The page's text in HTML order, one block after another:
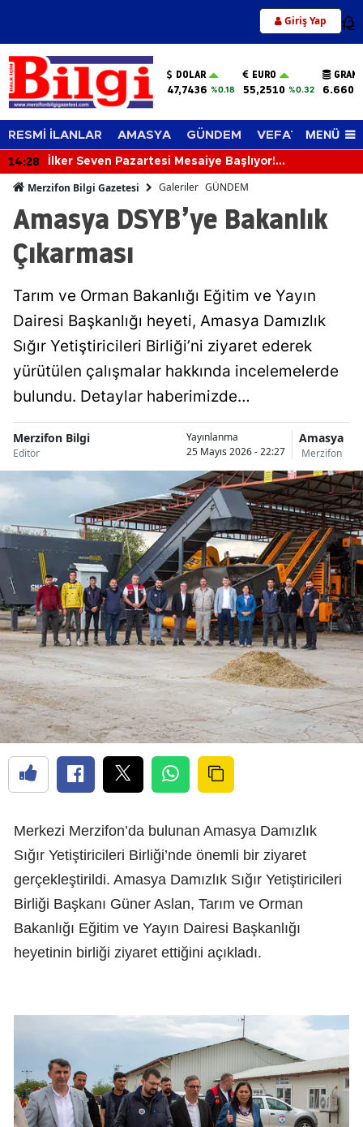
Giriş Yap 12
DOLAR
47,7436 %0.18
EURO
55,2510 %0.32
RESMİ İLANLAR AMASYA GÜNDEM VEFAT EDENLER
MENÜ
13:49
“Robotun Maaşına Zam Yapın!” Amasya’daki
Merzifon Bilgi Gazetesi Galeriler GÜNDEM
Amasya DSYB’ye Bakanlık
Çıkarması
Tarım ve Orman Bakanlığı Eğitim ve Yayın
Dairesi Başkanlığı heyeti, Amasya Damızlık
Sığır Yetiştiricileri Birliği’ni ziyaret ederek
yürütülen çalışmalar hakkında incelemelerde
bulundu. Detaylar haberimizde…
Merzifon Bilgi
Editör
Yayınlanma
25 Mayıs 2026 - 22:27
Amasya
Merzifon
Merkezi Merzifon’da bulunan Amasya Damızlık
Sığır Yetiştiricileri Birliği’nde önemli bir ziyaret
gerçekleştirildi. Amasya Damızlık Sığır Yetiştiricileri
Birliği Başkanı Güner Aslan, Tarım ve Orman
Bakanlığı Eğitim ve Yayın Dairesi Başkanlığı
heyetinin birliği ziyaret ettiğini açıkladı.